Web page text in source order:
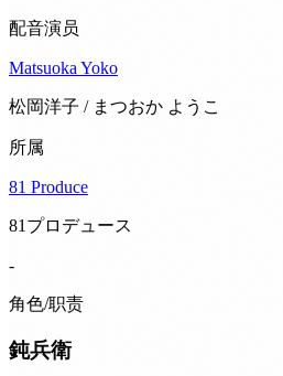
配音演员
Matsuoka Yoko
松岡洋子 / まつおか ようこ
所属
81 Produce
81プロデュース
-
角色/职责
鈍兵衛